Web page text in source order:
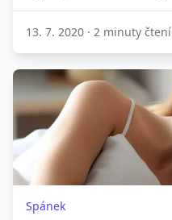
13. 7. 2020 · 2 minuty čtení
Spánek